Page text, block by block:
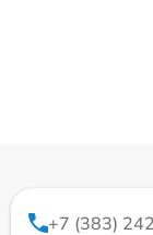
+7 (383)